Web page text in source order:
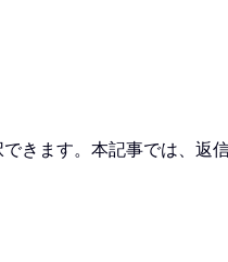
きます。本記事では、返